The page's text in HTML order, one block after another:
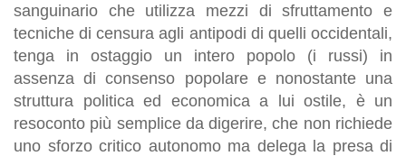
sanguinario che utilizza mezzi di sfruttamento e
tecniche di censura agli antipodi di quelli occidentali,
tenga in ostaggio un intero popolo (i russi) in
assenza di consenso popolare e nonostante una
struttura politica ed economica a lui ostile, è un
resoconto più semplice da digerire, che non richiede
uno sforzo critico autonomo ma delega la presa di